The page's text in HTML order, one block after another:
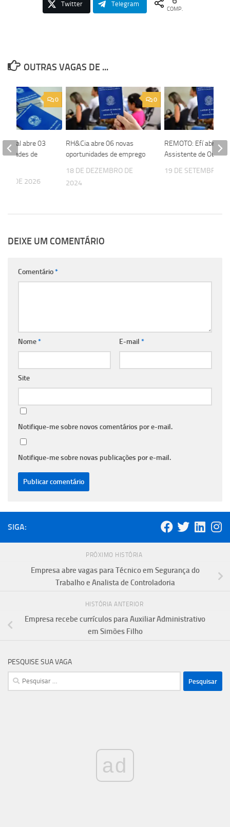
Twitter Telegram
COMP.
OUTRAS VAGAS DE ...
0
RH&Cia abre 06 novas
oportunidades de emprego
18 DE DEZEMBRO DE
2024
REMOTO: Efí abre
Assistente de
19 DE SETEMBRO
0
abre 03
de
DE 2026
DEIXE UM COMENTÁRIO
Comentário*
Nome* E-mail *
Site
Notifique-me sobre novos comentários por e-mail.
Notifique-me sobre novas publicações por e-mail.
SIGA:
PRÓXIMO HISTÓRIA
Empresa abre vagas para Técnico em Segurança do
Trabalho e Analista de Controladoria
HISTÓRIA ANTERIOR
Empresa recebe currículos para Auxiliar Administrativo
em Simões Filho
PESQUISE SUA VAGA
Pesquisar
por:
ad